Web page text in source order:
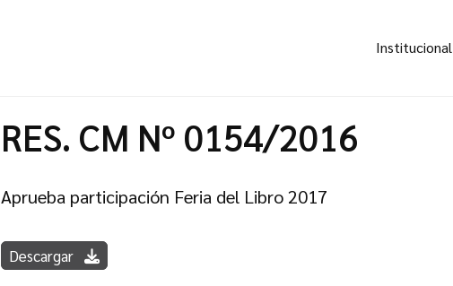
Institucional
RES. CM Nº 0154/2016
Aprueba participación Feria del Libro 2017
Descargar